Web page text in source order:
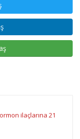
ilaçlarına 21